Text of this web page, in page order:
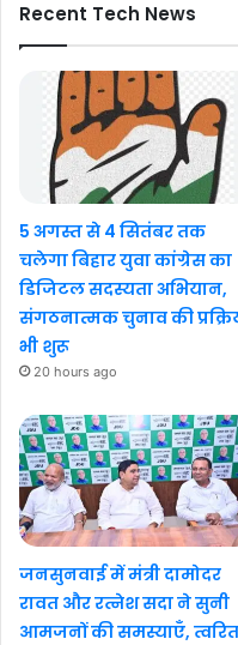
Recent Tech News
5 अगस्त से 4 सितंबर तक
चलेगा बिहार युवा कांग्रेस का
डिजिटल सदस्यता अभियान,
संगठनात्मक चुनाव की
भी शुरू
20 hours ago
जनसुनवाई में मंत्री दामोदर
रावत और रत्नेश सदा ने सुनी
आमजनों की समस्याएँ, त्वरित